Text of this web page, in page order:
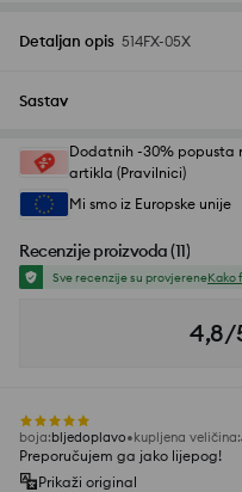
Detaljan opis 514FX-05X
Sastav
Dodatnih -30% popusta
artikla (Pravilnici)
Mi smo iz Europske unije
Recenzije proizvoda(11)
Sve recenzije su provjereneKako
4,8/
boja:bljedoplavo kupljena veličina:
Preporučujem ga jako lijepog!
Prikaži original